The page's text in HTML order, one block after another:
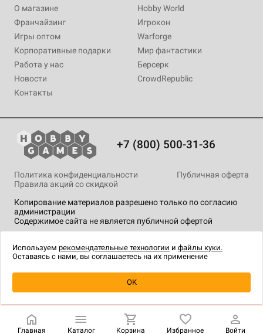
Уведомить о наличии
О магазине
Франчайзинг
Игры оптом
Корпоративные подарки
Работа у нас
Новости
Контакты
Hobby World
Игрокон
Warforge
Мир фантастики
Берсерк
CrowdRepublic
+7 (800) 500-31-36
Копирование материалов разрешено только по согласию
администрации
Содержимое сайта не является публичной офертой
Политика конфиденциальности
Публичная оферта
Правила акций со скидкой
технологии.
Главная Каталог Корзина Избранное Войти
Используем рекомендательные технологии и файлы куки.
Оставаясь с нами, вы соглашаетесь на их применение
OK